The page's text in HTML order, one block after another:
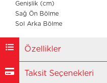
Genişlik (cm)
Sağ Ön Bölme
Sol Arka Bölme
Özellikler
Taksit Seçenekleri